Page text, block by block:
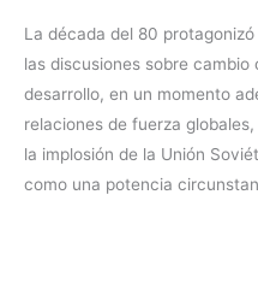
La década del 80
las discusiones sobre
desarrollo, en un momento
relaciones de fuerza
la implosión de la Unión
como una potencia